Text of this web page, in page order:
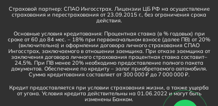
Страховой партнер: СПАО Ингосстрах. Лицензии ЦБ РФ на осуществление
страхования и перестрахования от 23.09.2015 г., без ограничения срока
действия.
Основные условия кредитования: Процентная ставка (в % годовых) при
сроке от 60 до 84 мес. – 18% при первоначальном взносе (далее ПВ) от 20%
(включительно) и оформлении договора личного страхования СПАО
Ингосстрах, заключаемого в отношении заемщика. При отказе заемщика от
заключения договора личного страхования процентная ставка составит–
24,5%. При ПВ менее 20% необходимо предоставление полного пакета
документов. Обеспечение по кредиту – залог приобретаемого автомобиля.
Сумма кредитования составляет от 300 000 ₽ до 7 000 000 ₽.
Кредит предоставляется при условии страхования жизни, а также ущерба
от угона. Условия кредита действительны на 01.06.2022 и могут быть
изменены Банком.